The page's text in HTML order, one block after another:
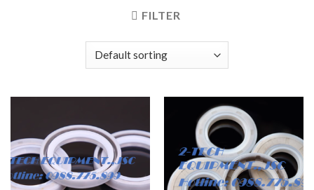
FILTER